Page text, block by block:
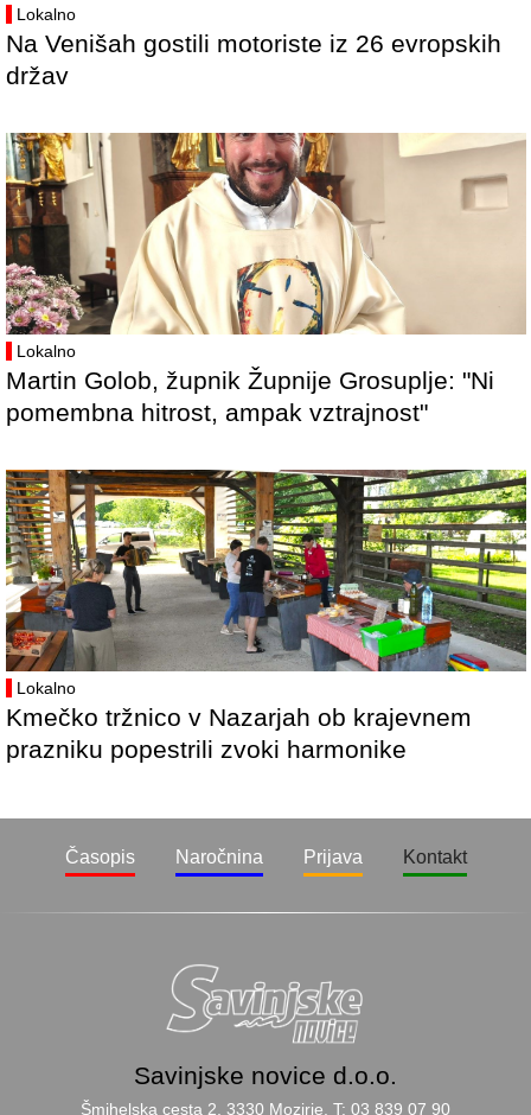
Lokalno
Na Venišah gostili motoriste iz 26 evropskih
držav
Lokalno
Martin Golob, župnik Župnije Grosuplje: "Ni
pomembna hitrost, ampak vztrajnost"
Lokalno
Kmečko tržnico v Nazarjah ob krajevnem
prazniku popestrili zvoki harmonike
Časopis Naročnina Prijava Kontakt
Savinjske novice d.o.o.
Šmihelska cesta 2, 3330 Mozirje, T: 03 839 07 90